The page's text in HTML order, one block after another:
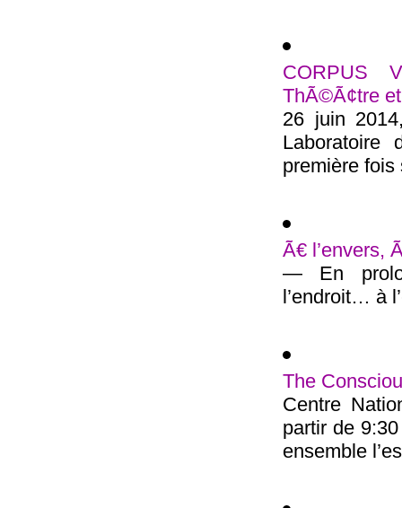
CORPUS
ThÃ©Ã¢tre
26 juin
Laboratoire
première fois
Ã€ l’envers,
— En
l’endroit… à
The
Centre
partir de
ensemble